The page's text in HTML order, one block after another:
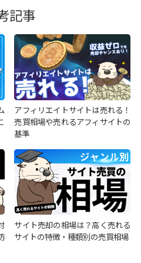
記事
アフィリエイトサイトは売れる！
売買相場や売れるアフィサイトの
基準
サイト売却の相場は？高く売れる
サイトの特徴・種類別の売買相場